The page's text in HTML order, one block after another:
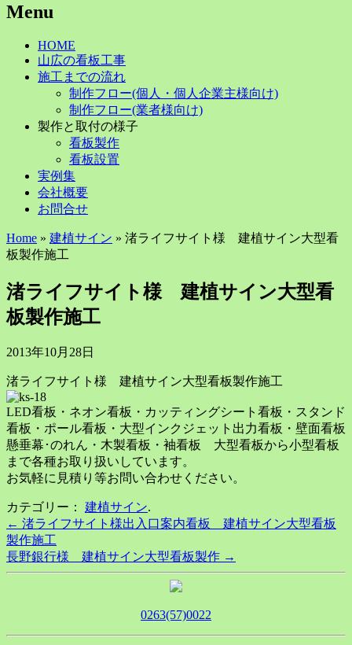
Menu
Skip
content
HOME
山広の看板工事
施工までの流れ
制作フロー(個人・個人企業主様向け)
制作フロー(業者様向け)
製作と取付の様子
看板製作
看板設置
実例集
会社概要
お問合せ
Home » 建植サイン » 渚ライフサイト様 建植サイン大型看
板製作施工
渚ライフサイト様 建植サイン大型看
板製作施工
2013年10月28日
渚ライフサイト様 建植サイン大型看板製作施工
LED看板・ネオン看板・カッティングシート看板・スタンド
看板・ポール看板・大型インクジェット出力看板・壁面看板
懸垂幕･のれん・木製看板・袖看板 大型看板から小型看板
まで各種お取り扱いしています。
お気軽に見積り等お問い合わせください。
カテゴリー： 建植サイン.
Post
navigation
← 渚ライフサイト様出入口案内看板 建植サイン大型看板
製作施工
長野銀行様 建植サイン大型看板製作 →
0263(57)0022